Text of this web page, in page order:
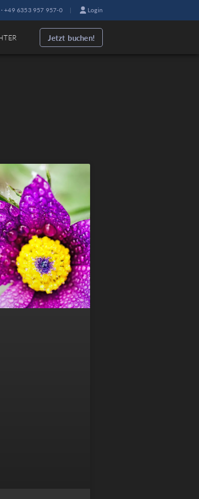
+49 6353 957 957-0 | Login
Jetzt buchen!